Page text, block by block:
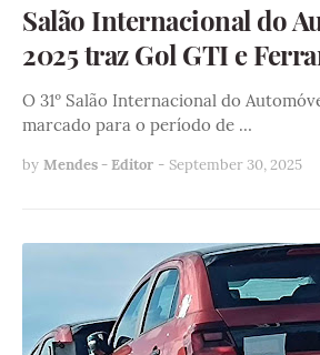
Salão Internacional do
2025 traz Gol GTI e
O 31º Salão Internacional do
marcado para o período de …
by Mendes - Editor - September 30, 2025